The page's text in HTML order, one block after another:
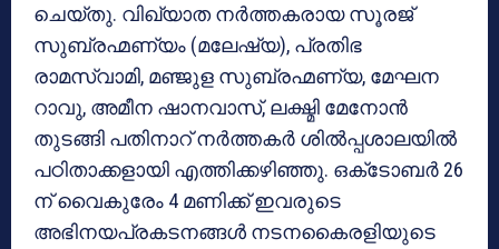
ചെയ്തു. വിഖ്യാത നര്‍ത്തകരായ സൂരജ്
സുബ്രഹ്മണ്യം (മലേഷ്യ), പ്രതിഭ
രാമസ്വാമി, മഞ്ജുള സുബ്രഹ്മണ്യ, മേഘന
റാവു, അമീന ഷാനവാസ്, ലക്ഷ്മി മേനോന്‍
തുടങ്ങി പതിനാറ് നര്‍ത്തകര്‍ ശില്‍പ്പശാലയില്‍
പഠിതാക്കളായി എത്തിക്കഴിഞ്ഞു. ഒക്‌ടോബര്‍ 26
ന് വൈകുരേം 4 മണിക്ക് ഇവരുടെ
അഭിനയപ്രകടനങ്ങള്‍ നടനകൈരളിയുടെ